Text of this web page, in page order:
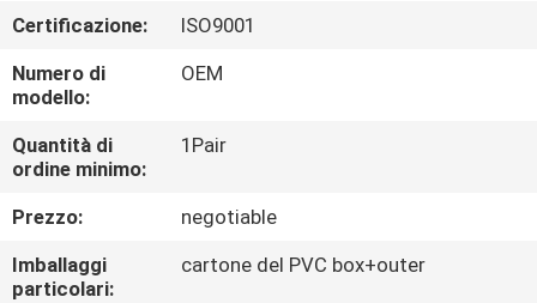
GIRO
DELLA
FABBRICA
CONTROLLO
DI
QUALITÀ
Certificazione:
ISO9001
Numero di
modello:
OEM
Quantità di
ordine minimo:
1Pair
Prezzo:
negotiable
Imballaggi
particolari:
cartone del PVC box+outer